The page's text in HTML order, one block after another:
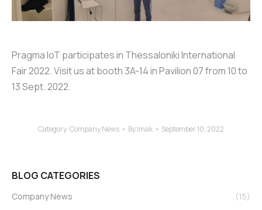
Pragma IoT participates in Thessaloniki International
Fair 2022. Visit us at booth 3A-14 in Pavilion 07 from 10 to
13 Sept. 2022.
Category:Company News Bylmak September 10, 2022
BLOG CATEGORIES
Company News (15)